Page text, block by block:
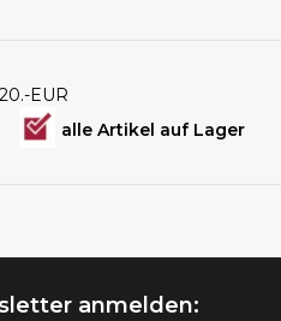
EUR
alle Artikel auf Lager
anmelden: